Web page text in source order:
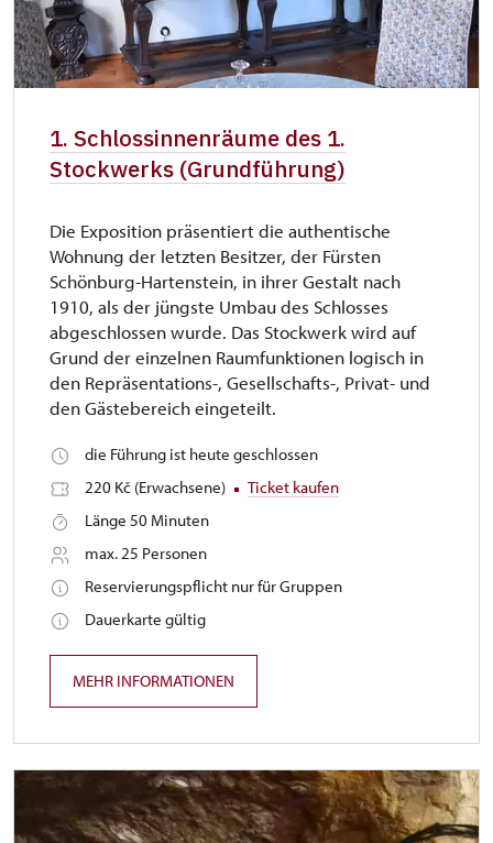
1. Schlossinnenräume des 1.
Stockwerks (Grundführung)
Die Exposition präsentiert die authentische
Wohnung der letzten Besitzer, der Fürsten
Schönburg-Hartenstein, in ihrer Gestalt nach
1910, als der jüngste Umbau des Schlosses
abgeschlossen wurde. Das Stockwerk wird auf
Grund der einzelnen Raumfunktionen logisch in
den Repräsentations-, Gesellschafts-, Privat- und
den Gästebereich eingeteilt.
die Führung ist heute geschlossen
220 Kč (Erwachsene)
Ticket kaufen
Länge 50 Minuten
max. 25 Personen
Reservierungspflicht nur für Gruppen
Dauerkarte gültig
MEHR INFORMATIONEN